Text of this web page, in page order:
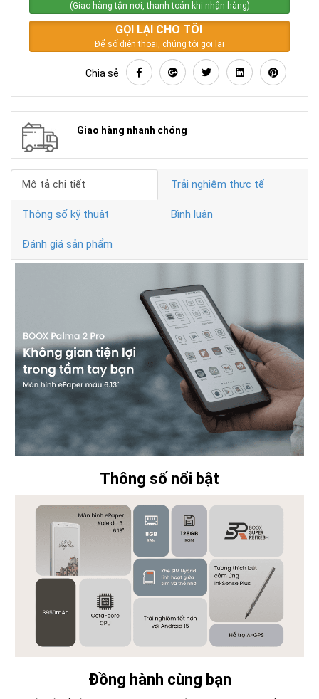
(Giao hàng tận nơi, thanh toán khi nhận hàng)
GỌI LẠI CHO TÔI
Để số điện thoại, chúng tôi gọi lại
Chia sẻ
Giao hàng nhanh chóng
Mô tả chi tiết Trải nghiệm thực tế
Thông số kỹ thuật Bình luận
Đánh giá sản phẩm
Thông số nổi bật
Đồng hành cùng bạn